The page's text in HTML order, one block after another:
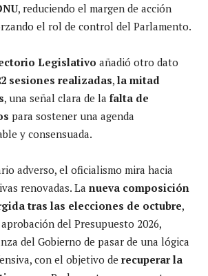
, reduciendo el margen de acción
el rol de control del Parlamento.
Legislativo añadió otro dato
sesiones realizadas, la mitad
, una señal clara de la falta de
para sostener una agenda
y consensuada.
adverso, el oficialismo mira hacia
renovadas. La nueva composición
tras las elecciones de octubre,
del Presupuesto 2026,
del Gobierno de pasar de una lógica
con el objetivo de recuperar la